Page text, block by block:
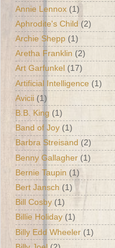
Annie Lennox (1)
Aphrodite's Child (2)
Archie Shepp (1)
Aretha Franklin (2)
Art Garfunkel (17)
Artificial Intelligence (1)
Avicii (1)
B.B. King (1)
Band of Joy (1)
Barbra Streisand (2)
Benny Gallagher (1)
Bernie Taupin (1)
Bert Jansch (1)
Bill Cosby (1)
Billie Holiday (1)
Billy Edd Wheeler (1)